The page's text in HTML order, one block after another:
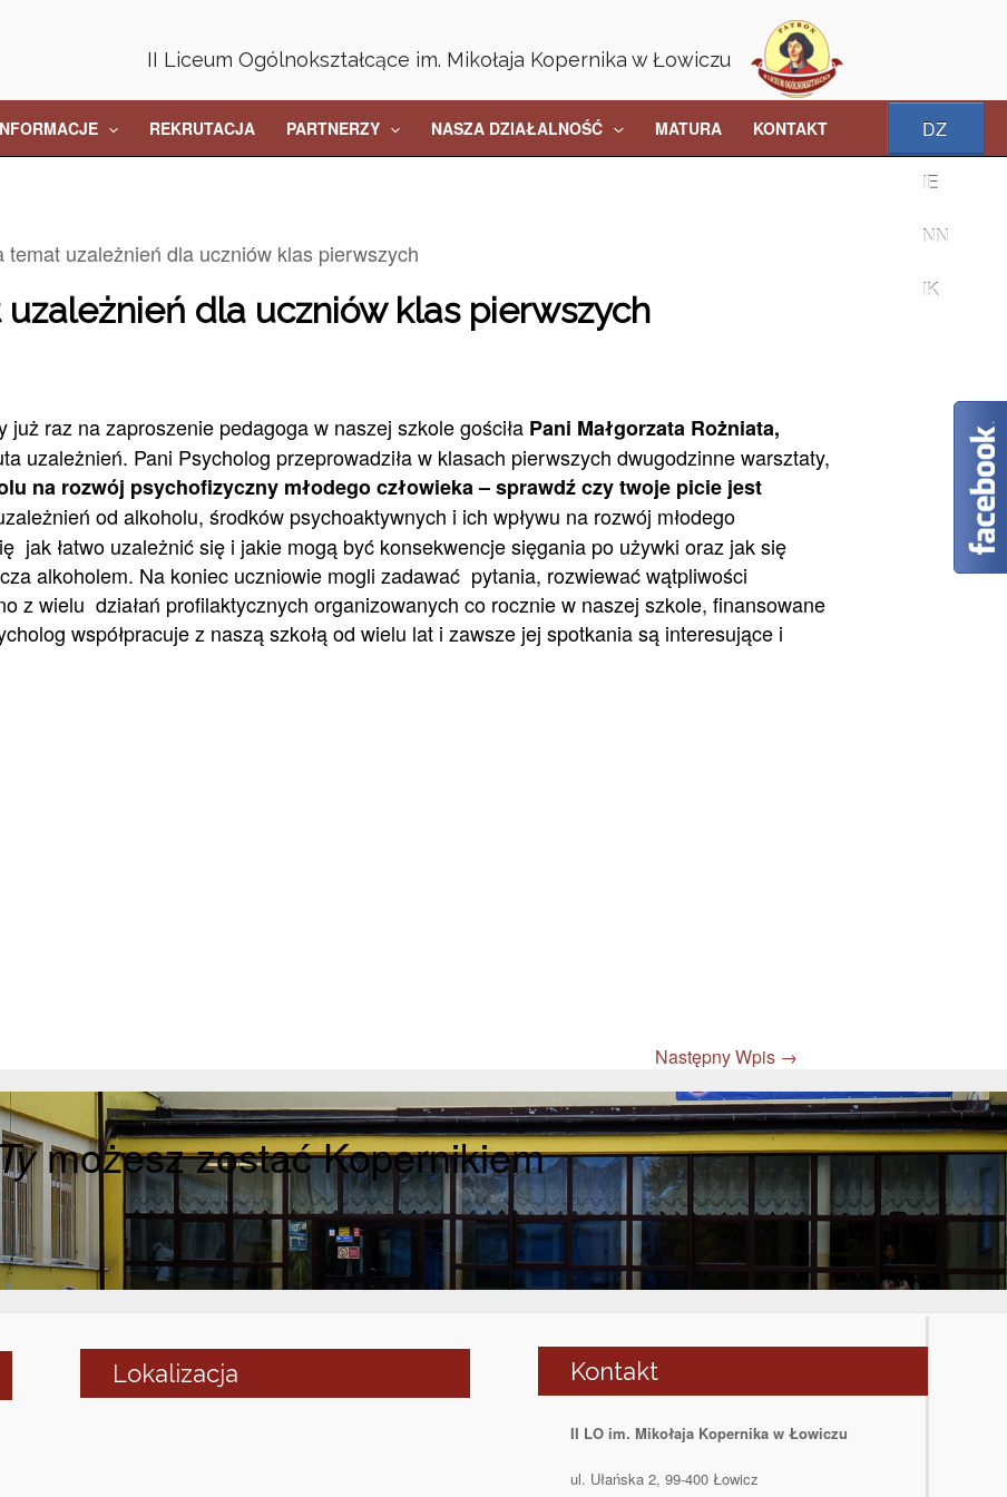
II Liceum Ogólnokształcące im. Mikołaja Kopernika w Łowiczu
REKRUTACJA PARTNERZY NASZA DZIAŁALNOŚĆ MATURA KONTAKT DZ
IE
NN
IK
temat uzależnień dla uczniów klas pierwszych
dla uczniów klas pierwszych
raz na zaproszenie pedagoga w naszej szkole gościła Pani Małgorzata Rożniata,
uzależnień. Pani Psycholog przeprowadziła w klasach pierwszych dwugodzinne warsztaty,
na rozwój psychofizyczny młodego człowieka – sprawdź czy twoje picie jest
od alkoholu, środków psychoaktywnych i ich wpływu na rozwój młodego
jak łatwo uzależnić się i jakie mogą być konsekwencje sięgania po używki oraz jak się
alkoholem. Na koniec uczniowie mogli zadawać pytania, rozwiewać wątpliwości
z wielu działań profilaktycznych organizowanych co rocznie w naszej szkole, finansowane
współpracuje z naszą szkołą od wielu lat i zawsze jej spotkania są interesujące i
Następny Wpis →
Tymożesz zostać Kopernikiem
Lokalizacja Kontakt
II LO im. Mikołaja Kopernika w Łowiczu
ul. Ułańska 2, 99-400 Łowicz